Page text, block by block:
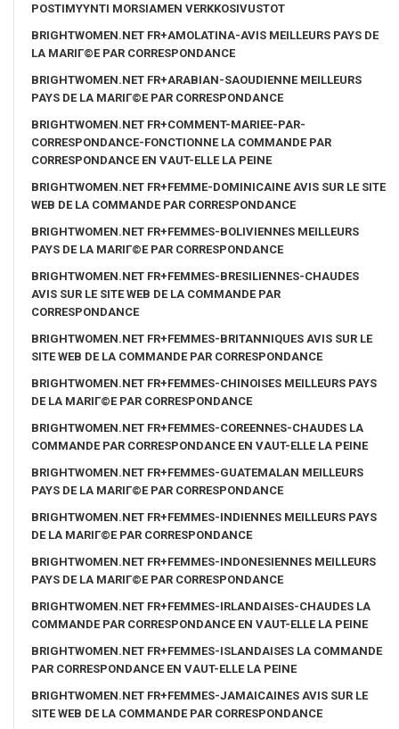
POSTIMYYNTI MORSIAMEN VERKKOSIVUSTOT
BRIGHTWOMEN.NET FR+AMOLATINA-AVIS MEILLEURS PAYS DE
LA MARIГ©E PAR CORRESPONDANCE
BRIGHTWOMEN.NET FR+ARABIAN-SAOUDIENNE MEILLEURS
PAYS DE LA MARIГ©E PAR CORRESPONDANCE
BRIGHTWOMEN.NET FR+COMMENT-MARIEE-PAR-
CORRESPONDANCE-FONCTIONNE LA COMMANDE PAR
CORRESPONDANCE EN VAUT-ELLE LA PEINE
BRIGHTWOMEN.NET FR+FEMME-DOMINICAINE AVIS SUR LE SITE
WEB DE LA COMMANDE PAR CORRESPONDANCE
BRIGHTWOMEN.NET FR+FEMMES-BOLIVIENNES MEILLEURS
PAYS DE LA MARIГ©E PAR CORRESPONDANCE
BRIGHTWOMEN.NET FR+FEMMES-BRESILIENNES-CHAUDES
AVIS SUR LE SITE WEB DE LA COMMANDE PAR
CORRESPONDANCE
BRIGHTWOMEN.NET FR+FEMMES-BRITANNIQUES AVIS SUR LE
SITE WEB DE LA COMMANDE PAR CORRESPONDANCE
BRIGHTWOMEN.NET FR+FEMMES-CHINOISES MEILLEURS PAYS
DE LA MARIГ©E PAR CORRESPONDANCE
BRIGHTWOMEN.NET FR+FEMMES-COREENNES-CHAUDES LA
COMMANDE PAR CORRESPONDANCE EN VAUT-ELLE LA PEINE
BRIGHTWOMEN.NET FR+FEMMES-GUATEMALAN MEILLEURS
PAYS DE LA MARIГ©E PAR CORRESPONDANCE
BRIGHTWOMEN.NET FR+FEMMES-INDIENNES MEILLEURS PAYS
DE LA MARIГ©E PAR CORRESPONDANCE
BRIGHTWOMEN.NET FR+FEMMES-INDONESIENNES MEILLEURS
PAYS DE LA MARIГ©E PAR CORRESPONDANCE
BRIGHTWOMEN.NET FR+FEMMES-IRLANDAISES-CHAUDES LA
COMMANDE PAR CORRESPONDANCE EN VAUT-ELLE LA PEINE
BRIGHTWOMEN.NET FR+FEMMES-ISLANDAISES LA COMMANDE
PAR CORRESPONDANCE EN VAUT-ELLE LA PEINE
BRIGHTWOMEN.NET FR+FEMMES-JAMAICAINES AVIS SUR LE
SITE WEB DE LA COMMANDE PAR CORRESPONDANCE